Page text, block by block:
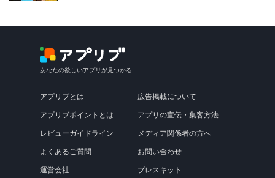
あなたの欲しいアプリが見つかる
アプリブとは
アプリブポイントとは
レビューガイドライン
よくあるご質問
運営会社
広告掲載について
アプリの宣伝・集客方法
メディア関係者の方へ
お問い合わせ
プレスキット